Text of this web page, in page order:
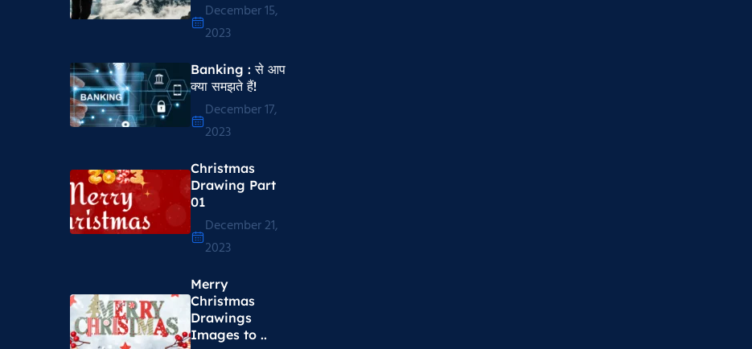
December 15,
2023
Banking : से आप
क्या समझते हैं!
December 17,
2023
Christmas
Drawing Part
01
December 21,
2023
Merry
Christmas
Drawings
Images to ..